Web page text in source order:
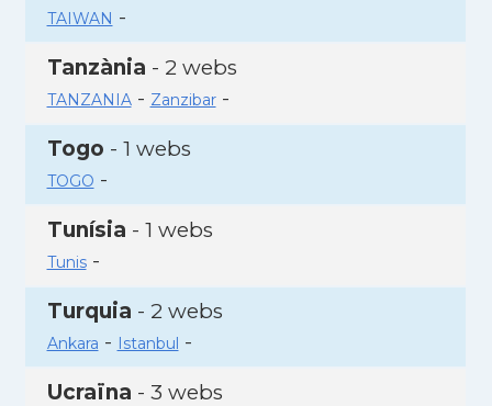
TAIWAN -
Tanzània - 2 webs
TANZANIA- Zanzibar-
Togo - 1 webs
TOGO -
Tunísia - 1 webs
Tunis-
Turquia - 2 webs
Ankara - Istanbul -
Ucraïna - 3 webs